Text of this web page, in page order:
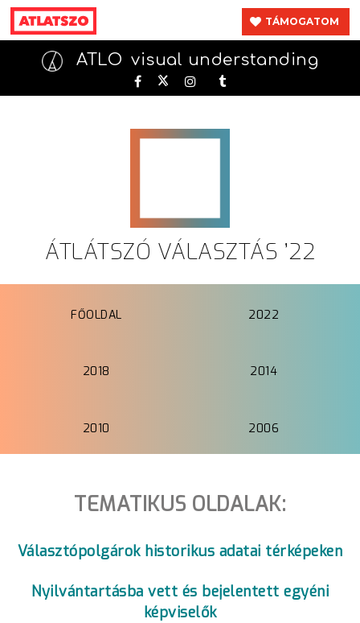
TÁMOGATOM
ATLO visual understanding
ÁTLÁTSZÓ VÁLASZTÁS ’22
FŐOLDAL 2022
2018 2014
2010 2006
TEMATIKUS OLDALAK:
Választópolgárok historikus adatai térképeken
Nyilvántartásba vett és bejelentett egyéni
képviselők